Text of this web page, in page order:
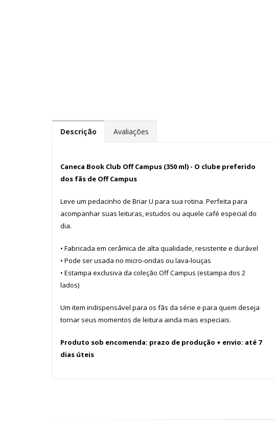
Descrição Avaliações
Caneca Book Club Off Campus (350 ml) - O clube preferido
dos fãs de Off Campus
Leve um pedacinho de Briar U para sua rotina. Perfeita para
acompanhar suas leituras, estudos ou aquele café especial do
dia.
• Fabricada em cerâmica de alta qualidade, resistente e durável
• Pode ser usada no micro-ondas ou lava-louças
• Estampa exclusiva da coleção Off Campus (estampa dos 2
lados)
Um item indispensável para os fãs da série e para quem deseja
tornar seus momentos de leitura ainda mais especiais.
Produto sob encomenda: prazo de produção + envio: até 7
dias úteis